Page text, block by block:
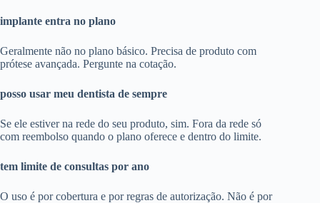
implante entra no plano
Geralmente não no plano básico. Precisa de produto com
prótese avançada. Pergunte na cotação.
posso usar meu dentista de sempre
Se ele estiver na rede do seu produto, sim. Fora da rede só
com reembolso quando o plano oferece e dentro do limite.
tem limite de consultas por ano
O uso é por cobertura e por regras de autorização. Não é por